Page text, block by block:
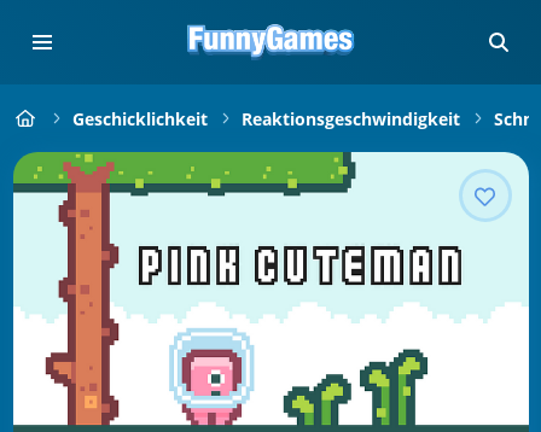
Geschicklichkeit Reaktionsgeschwindigkeit